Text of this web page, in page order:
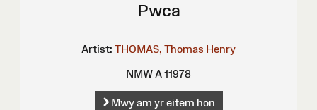
Pwca
Artist: THOMAS, Thomas Henry
NMW A 11978
Mwy am yr eitem hon